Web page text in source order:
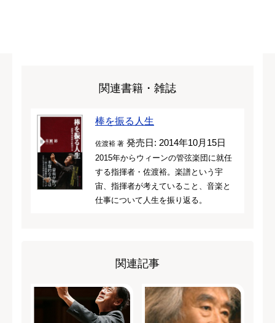
関連書籍・雑誌
棒を振る人生
佐渡裕 著 発売日: 2014年10月15日
2015年からウィーンの管弦楽団に就任
する指揮者・佐渡裕。楽譜という宇
宙、指揮者が考えていること、音楽と
仕事について人生を振り返る。
関連記事